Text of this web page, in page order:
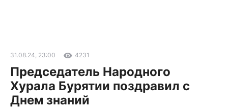
31.08.24, 23:00 4231
Председатель Народного
Хурала Бурятии поздравил с
Днем знаний